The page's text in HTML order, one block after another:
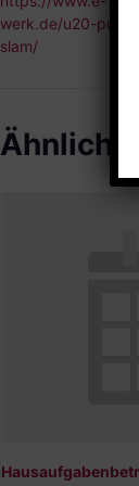
werk.de/u20-
slam/